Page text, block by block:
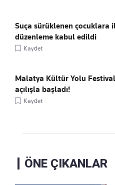
Suça sürüklenen çocuklara
düzenleme kabul edildi
Kaydet
Malatya Kültür Yolu
açılışla başladı!
Kaydet
ÖNE ÇIKANLAR